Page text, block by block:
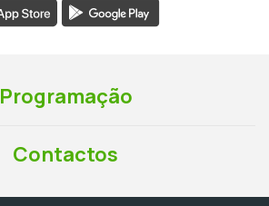
Programação
Contactos